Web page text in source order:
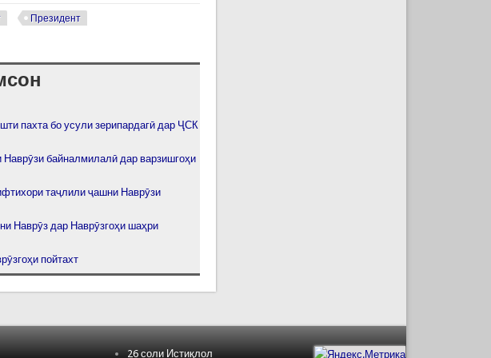
Президент
пахта бо усули зерипардагӣ дар ҶСК
байналмилалӣ дар варзишгоҳи
таҷлили ҷашни Наврӯзи
Наврӯз дар Наврӯзгоҳи шаҳри
пойтахт
26 соли Истиқлол